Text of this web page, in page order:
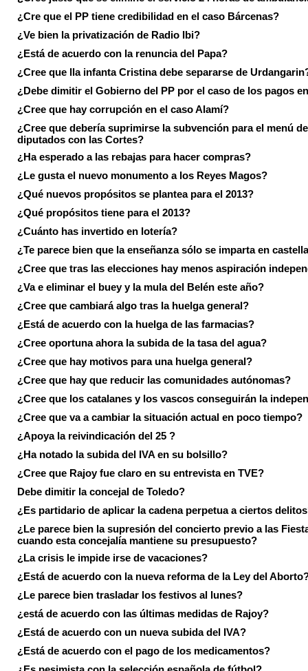
¿Cre que el PP tiene credibilidad en el caso Bárcenas?
¿Ve bien la privatización de Radio Ibi?
¿Está de acuerdo con la renuncia del Papa?
¿Cree que lla infanta Cristina debe separarse de
¿Debe dimitir el Gobierno del PP por el caso de los pagos
¿Cree que hay corrupción en el caso Alamí?
¿Cree que debería suprimirse la subvención para el menú
diputados con las Cortes?
¿Ha esperado a las rebajas para hacer compras?
¿Le gusta el nuevo monumento a los Reyes Magos?
¿Qué nuevos propósitos se plantea para el 2013?
¿Qué propósitos tiene para el 2013?
¿Cuánto has invertido en lotería?
¿Te parece bien que la enseñanza sólo se imparta en
¿Cree que tras las elecciones hay menos aspiración
¿Va e eliminar el buey y la mula del Belén este año?
¿Cree que cambiará algo tras la huelga general?
¿Está de acuerdo con la huelga de las farmacias?
¿Cree oportuna ahora la subida de la tasa del agua?
¿Cree que hay motivos para una huelga general?
¿Cree que hay que reducir las comunidades autónomas?
¿Cree que los catalanes y los vascos conseguirán la
¿Cree que va a cambiar la situación actual en poco tiempo?
¿Apoya la reivindicación del 25 ?
¿Ha notado la subida del IVA en su bolsillo?
¿Cree que Rajoy fue claro en su entrevista en TVE?
Debe dimitir la concejal de Toledo?
¿Es partidario de aplicar la cadena perpetua a ciertos
¿Le parece bien la supresión del concierto previo a las
cuando esta concejalía mantiene su presupuesto?
¿La crisis le impide irse de vacaciones?
¿Está de acuerdo con la nueva reforma de la Ley del
¿Le parece bien trasladar los festivos al lunes?
¿está de acuerdo con las últimas medidas de Rajoy?
¿Está de acuerdo con un nueva subida del IVA?
¿Está de acuerdo con el pago de los medicamentos?